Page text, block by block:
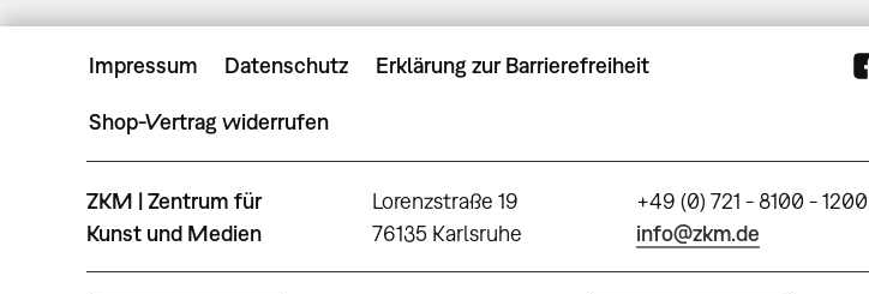
Impressum Datenschutz Erklärung zur Barrierefreiheit
Shop-Vertrag widerrufen
ZKM | Zentrum für
Kunst und Medien
Lorenzstraße 19
76135 Karlsruhe
+49 (0) 721 - 8100 - 1200
info@zkm.de